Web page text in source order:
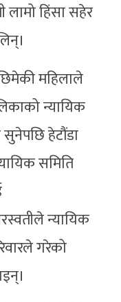
लामो हिंसा सहेर
महिलाले
न्यायिक
सुनेपछि हेटौंडा
समिति
न्यायिक
गरेको